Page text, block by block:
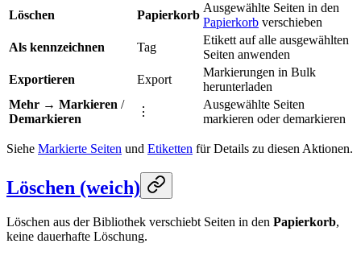
Löschen
Papierkorb
Ausgewählte Seiten in den
Papierkorb verschieben
Als kennzeichnen
Tag
Etikett auf alle ausgewählten
Seiten anwenden
Exportieren
Export
Markierungen in Bulk
herunterladen
Mehr → Markieren /
Demarkieren
⋮
Ausgewählte Seiten
markieren oder demarkieren
Siehe Markierte Seiten und Etiketten für Details zu diesen Aktionen.
Löschen (weich)
Löschen aus der Bibliothek verschiebt Seiten in den Papierkorb,
keine dauerhafte Löschung.